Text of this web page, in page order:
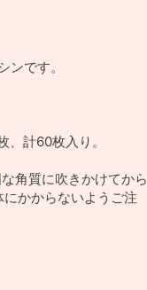
です。
計60枚入り。
角質に吹きかけてから
かからないようご注